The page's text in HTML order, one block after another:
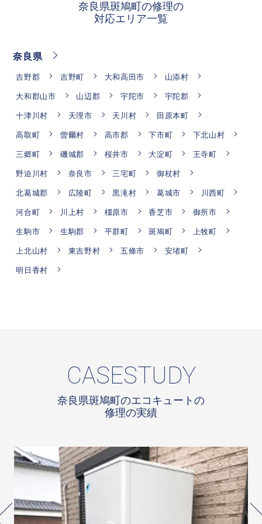
奈良県斑鳩町の修理の
対応エリア一覧
奈良県
吉野郡 吉野町 大和高田市
山添村
大和郡山市
山辺郡 宇陀市
宇陀郡
十津川村
天理市 天川村
田原本町
高取町
曽爾村 高市郡 下市町
下北山村
三郷町
磯城郡 桜井市 大淀町
王寺町
野迫川村
奈良市 三宅町
御杖村
北葛城郡
広陵町 黒滝村 葛城市
川西町
河合町
川上村 橿原市 香芝市
御所市
生駒市
生駒郡 平群町 斑鳩町
上牧町
上北山村
東吉野村 五條市
安堵町
明日香村
CASESTUDY
奈良県斑鳩町のエコキュートの
修理の実績